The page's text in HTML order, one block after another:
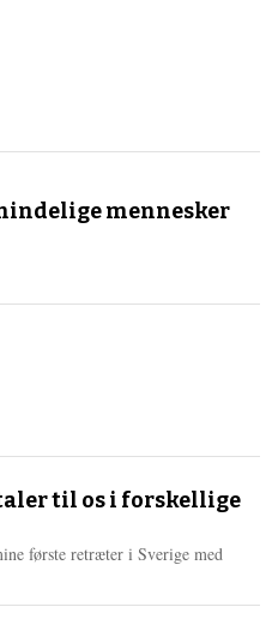
mennesker
til os i forskellige
første retræter i Sverige med